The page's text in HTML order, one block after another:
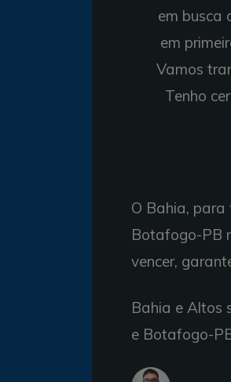
em busca
em
Vamos
Tenho
O Bahia, para
Botafogo-PB
vencer,
Bahia e Altos
e Botafogo-